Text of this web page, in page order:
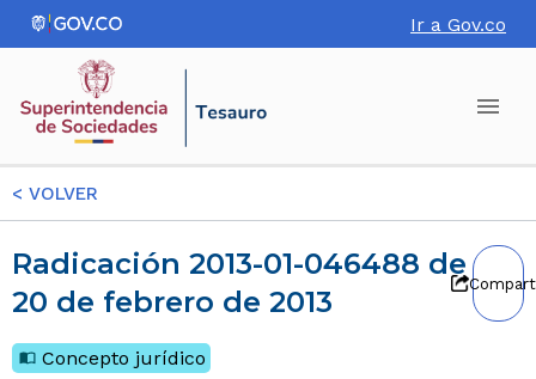
Ir a Gov.co
< VOLVER
Radicación 2013-01-046488 de
20 de febrero de 2013
Concepto jurídico